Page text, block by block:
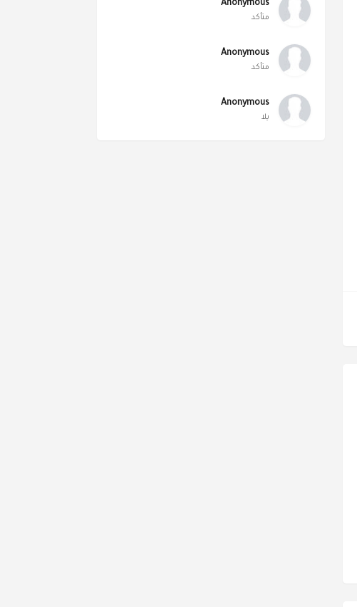
Anonymous
متأكد
Anonymous
متأكد
Anonymous
يلا